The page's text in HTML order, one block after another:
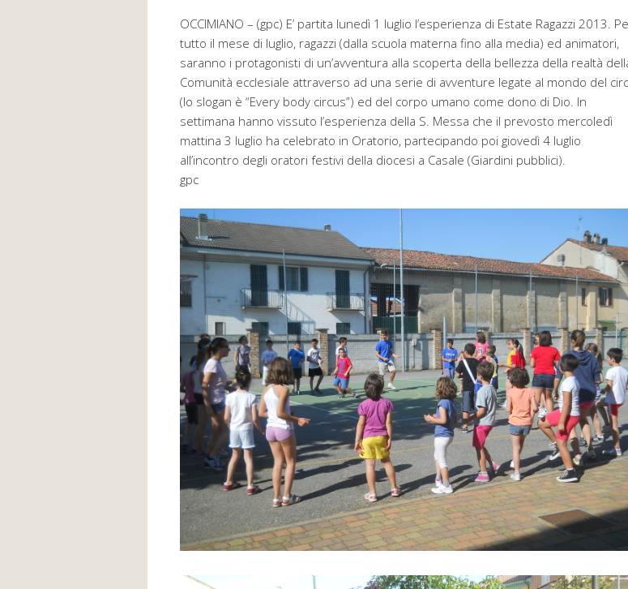
OCCIMIANO – (gpc) E’ partita lunedì 1 luglio l’esperienza di Estate Ragazzi 2013.
tutto il mese di luglio, ragazzi (dalla scuola materna fino alla media) ed animatori,
saranno i protagonisti di un’avventura alla scoperta della bellezza della realtà
Comunità ecclesiale attraverso ad una serie di avventure legate al mondo del
(lo slogan è “Every body circus”) ed del corpo umano come dono di Dio. In
settimana hanno vissuto l’esperienza della S. Messa che il prevosto mercoledì
mattina 3 luglio ha celebrato in Oratorio, partecipando poi giovedì 4 luglio
all’incontro degli oratori festivi della diocesi a Casale (Giardini pubblici).
gpc